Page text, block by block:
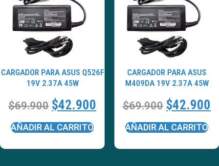
CARGADOR PARA ASUS Q526F
19V 2.37A 45W
$69.900 $42.900
AÑADIR AL CARRITO
CARGADOR PARA ASUS
M409DA 19V 2.37A 45W
$69.900 $42.900
AÑADIR AL CARRITO